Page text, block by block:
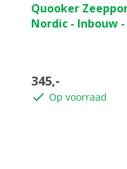
van
de
Quooker
Nordic - Inbouw
345,-
Op voorraad